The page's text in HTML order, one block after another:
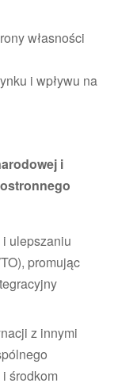
własności
i wpływu na
i
ulepszaniu
promując
z innymi
środkom